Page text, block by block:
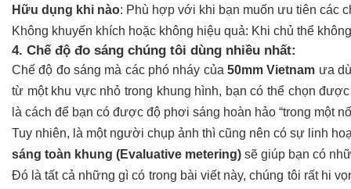
Hữu dụng khi nào: Phù hợp với khi bạn muốn ưu tiên các
Không khuyến khích hoặc không hiệu quả: Khi chủ thể
4. Chế độ đo sáng chúng tôi dùng nhiều nhất:
Chế độ đo sáng mà các phó nháy của 50mm Vietnam ưa
từ một khu vực nhỏ trong khung hình, bạn có thể chọn
là cách để bạn có được độ phơi sáng hoàn hảo “trong một
Tuy nhiên, là một người chụp ảnh thì cũng nên có sự linh
sáng toàn khung (Evaluative metering) sẽ giúp bạn có
Đó là tất cả những gì có trong bài viết này, chúng tôi rất hi